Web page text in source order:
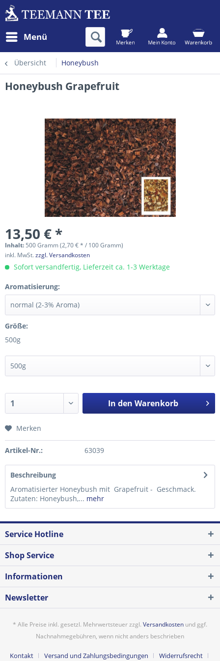
Menü
Übersicht Honeybush
Honeybush Grapefruit
13,50 € *
Inhalt: 500 Gramm (2,70 € * / 100 Gramm)
inkl. MwSt.zzgl. Versandkosten
Sofort versandfertig, Lieferzeit ca. 1-3 Werktage
Aromatisierung:
Größe:
500g
In den Warenkorb
Merken
Artikel-Nr.: 63039
Beschreibung
Aromatisierter Honeybush mit Grapefruit - Geschmack.
Zutaten: Honeybush,... mehr
Service Hotline
Shop Service
Informationen
Newsletter
* Alle Preise inkl. gesetzl. Mehrwertsteuer zzgl. Versandkosten und ggf.
Nachnahmegebühren, wenn nicht anders beschrieben
Kontakt Versand und Zahlungsbedingungen Widerrufsrecht